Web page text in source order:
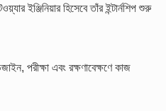
ইঞ্জিনিয়ার হিসেবে তাঁর ইন্টার্নশিপ শুরু
পরীক্ষা এবং রক্ষণাবেক্ষণে কাজ